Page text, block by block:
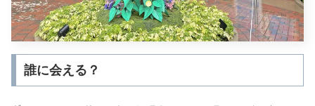
誰に会える？